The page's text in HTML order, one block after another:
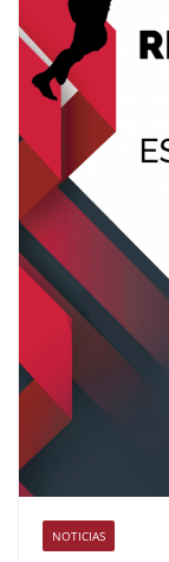
NOTICIAS